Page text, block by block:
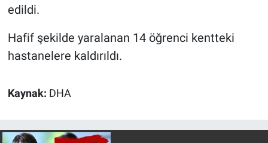
edildi.
Hafif şekilde yaralanan 14 öğrenci kentteki
hastanelere kaldırıldı.
Kaynak: DHA
Koronavirüs
Kültür Sanat
Nedir
Popüler